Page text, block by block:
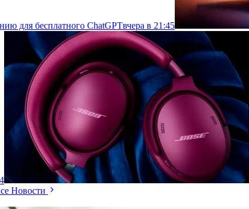
для бесплатного ChatGPTвчера в 21:45
Новости